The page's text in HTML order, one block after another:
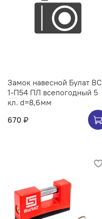
Замок навесной Булат ВС
1-П54 ПЛ всепогодный 5
кл. d=8,6мм
670 ₽